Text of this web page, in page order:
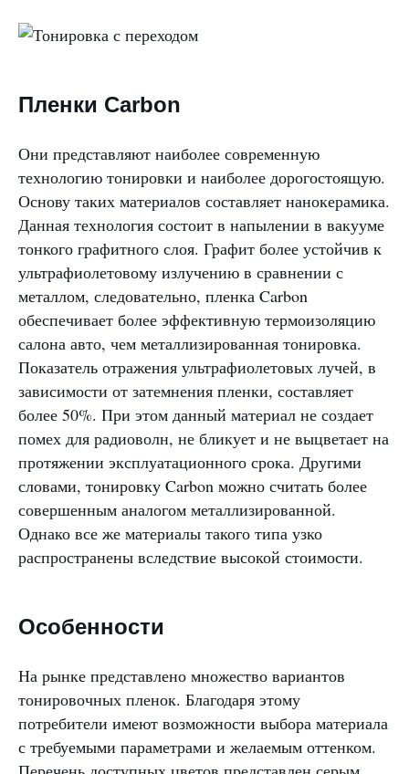
Пленки Carbon
Они представляют наиболее современную
технологию тонировки и наиболее дорогостоящую.
Основу таких материалов составляет нанокерамика.
Данная технология состоит в напылении в вакууме
тонкого графитного слоя. Графит более устойчив к
ультрафиолетовому излучению в сравнении с
металлом, следовательно, пленка Carbon
обеспечивает более эффективную термоизоляцию
салона авто, чем металлизированная тонировка.
Показатель отражения ультрафиолетовых лучей, в
зависимости от затемнения пленки, составляет
более 50%. При этом данный материал не создает
помех для радиоволн, не бликует и не выцветает на
протяжении эксплуатационного срока. Другими
словами, тонировку Carbon можно считать более
совершенным аналогом металлизированной.
Однако все же материалы такого типа узко
распространены вследствие высокой стоимости.
Особенности
На рынке представлено множество вариантов
тонировочных пленок. Благодаря этому
потребители имеют возможности выбора материала
с требуемыми параметрами и желаемым оттенком.